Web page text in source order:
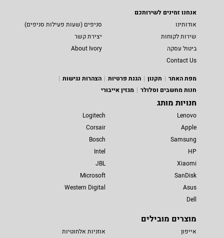
אנחנו זמינים לשירותכם
אודותינו
סניפים (שעות פעילות סניפים)
שירות לקוחות
יצירת קשר
ביטול עסקה
About Ivory
Contact Us
מפת האתר
תקנון הגנת פרטיות
הצהרות נגישות
חנות מחשבים וסלולר
מגזין אייבורי
חנויות מותג
Lenovo
Apple
Samsung
HP
Xiaomi
SanDisk
Asus
Dell
Logitech
Corsair
Bosch
Intel
JBL
Microsoft
Western Digital
מוצרים מובילים
אייפון
אוזניות אלחוטיות